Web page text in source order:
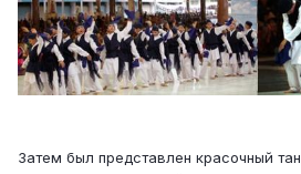
Затем был представлен красочный